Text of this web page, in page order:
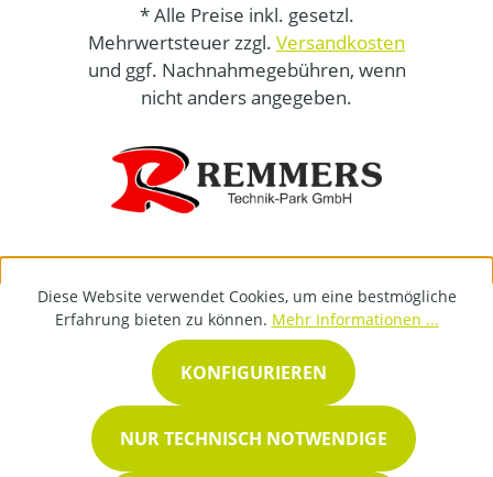
* Alle Preise inkl. gesetzl.
Mehrwertsteuer zzgl. Versandkosten
und ggf. Nachnahmegebühren, wenn
nicht anders angegeben.
Diese Website verwendet Cookies, um eine bestmögliche
Erfahrung bieten zu können. Mehr Informationen ...
NUR TECHNISCH NOTWENDIGE
KONFIGURIEREN